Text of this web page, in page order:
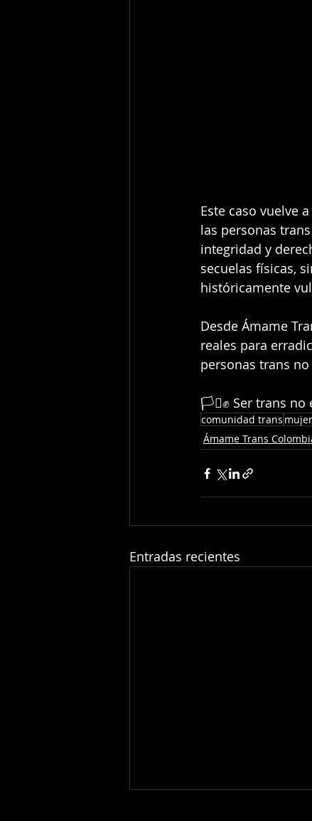
Este caso vuelve
las personas
integridad y
secuelas físicas,
históricamente
Desde Ámame
reales para
personas trans
🏳️‍⚧️✊ Ser trans no
comunidad trans
Ámame Trans
Entradas recientes